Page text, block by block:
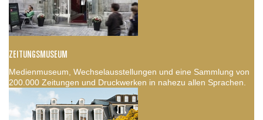
ZEITUNGSMUSEUM
Medienmuseum, Wechselausstellungen und eine Sammlung von
200.000 Zeitungen und Druckwerken in nahezu allen Sprachen.